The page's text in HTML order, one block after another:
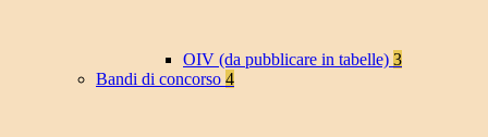
OIV (da pubblicare in tabelle) 3
Bandi di concorso 4